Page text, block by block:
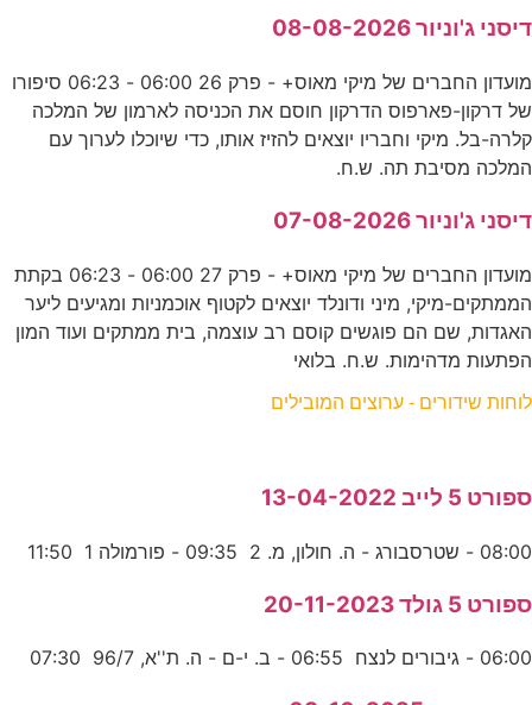
דיסני ג'וניור 08-08-2026
מועדון החברים של מיקי מאוס+ - פרק 26 06:00 - 06:23 סיפורו
של דרקון-פארפוס הדרקון חוסם את הכניסה לארמון של המלכה
קלרה-בל. מיקי וחבריו יוצאים להזיז אותו, כדי שיוכלו לערוך עם
המלכה מסיבת תה. ש.ח.
דיסני ג'וניור 07-08-2026
מועדון החברים של מיקי מאוס+ - פרק 27 06:00 - 06:23 בקתת
הממתקים-מיקי, מיני ודונלד יוצאים לקטוף אוכמניות ומגיעים ליער
האגדות, שם הם פוגשים קוסם רב עוצמה, בית ממתקים ועוד המון
הפתעות מדהימות. ש.ח. בלואי
לוחות שידורים - ערוצים המובילים
ספורט 5 לייב 13-04-2022
08:00 - שטרסבורג - ה. חולון, מ. 2 09:35 - פורמולה 1 11:50
ספורט 5 גולד 20-11-2023
06:00 - גיבורים לנצח 06:55 - ב. י-ם - ה. ת''א, 96/7 07:30